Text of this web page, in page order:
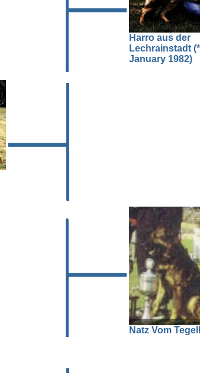
Harro aus der
Lechrainstadt
January 1982)
Natz Vom